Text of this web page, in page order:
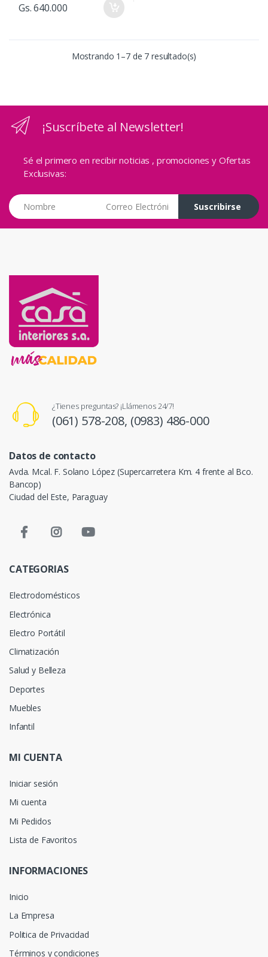
Gs. 640.000
Mostrando 1–7 de 7 resultado(s)
¡Suscríbete al Newsletter!
Sé el primero en recibir noticias , promociones y Ofertas
Exclusivas:
Suscribirse
¿Tienes preguntas? ¡Llámenos 24/7!
(061) 578-208, (0983) 486-000
Datos de contacto
Avda. Mcal. F. Solano López (Supercarretera Km. 4 frente al Bco.
Bancop)
Ciudad del Este, Paraguay
CATEGORIAS
Electrodomésticos
Electrónica
Electro Portátil
Climatización
Salud y Belleza
Deportes
Muebles
Infantil
MI CUENTA
Iniciar sesión
Mi cuenta
Mi Pedidos
Lista de Favoritos
INFORMACIONES
Inicio
La Empresa
Politica de Privacidad
Términos y condiciones